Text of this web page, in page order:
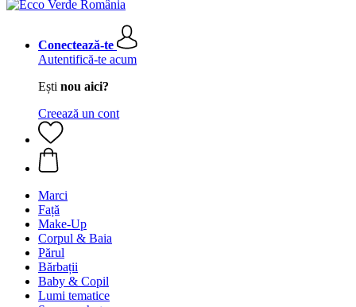
Conectează-te
Autentifică-te acum
Ești nou aici?
Creează un cont
Marci
Față
Make-Up
Corpul & Baia
Părul
Bărbații
Baby & Copil
Lumi tematice